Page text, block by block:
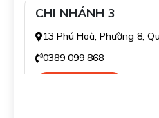
CHI NHÁNH 3
13 Phú Hoà, Phường 8,
0389 099 868